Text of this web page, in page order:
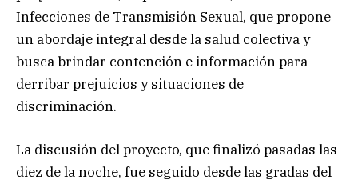
Infecciones de Transmisión Sexual, que propone
un abordaje integral desde la salud colectiva y
busca brindar contención e información para
derribar prejuicios y situaciones de
discriminación.
La discusión del proyecto, que finalizó pasadas las
diez de la noche, fue seguido desde las gradas del